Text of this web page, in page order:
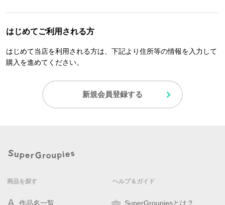
はじめてご利用される方
はじめて当店を利用される方は、下記より住所等の情報を入力して
購入を進めてください。
新規会員登録する
商品を探す
作品名一覧
ヘルプ＆ガイド
SuperGroupiesとは？